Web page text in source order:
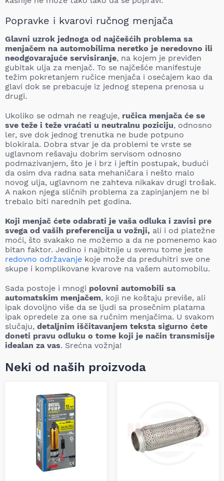
Popravke i kvarovi ručnog menjača
Glavni uzrok jednoga od najčešćih problema sa
menjačem na automobilima neretko je neredovno ili
neodgovarajuće servisiranje, na kojem je previđen
gubitak ulja za menjač. To se najčešće manifestuje
težim pokretanjem ručice menjača i osećajem kao da
glavi dok se prebacuje iz jednog stepena prenosa u
drugi.
Ukoliko se odmah ne reaguje, ručica menjača će se
sve teže i teže vraćati u neutralnu poziciju, odnosno
ler, sve dok jednog trenutka ne bude potpuno
blokirala. Dobra stvar je da problemi te vrste se
uglavnom rešavaju dobrim servisom odnosno
podmazivanjem, što je i brz i jeftin postupak, budući
da osim dva radna sata mehaničara i nešto malo
novog ulja, uglavnom ne zahteva nikakav drugi trošak.
A nakon njega sličnih problema za zapinjanjem ne bi
trebalo biti narednih pet godina.
Koji menjač ćete odabrati je vaša odluka i zavisi pre
svega od vaših preferencija u vožnji, ali i od platežne
moći, što svakako ne možemo a da ne pomenemo kao
bitan faktor. Jedino i najbitnije u svemu tome jeste
redovno održavanje koje može da preduhitri sve one
skupe i komplikovane kvarove na vašem automobilu.
Sada postoje i mnogi polovni automobili sa
automatskim menjačem, koji ne koštaju previše, ali
ipak dovoljno više da se ljudi sa prosečnim platama
ipak opredele za one sa ručnim menjačima. U svakom
slučaju, detaljnim iščitavanjem teksta sigurno ćete
doneti pravu odluku o tome koji je način transmisije
idealan za vas. Srećna vožnja!
Neki od naših proizvoda